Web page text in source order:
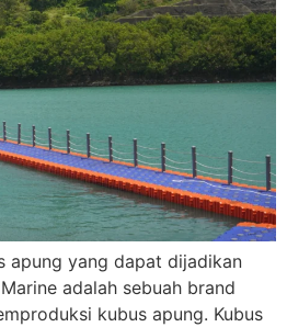
apung yang dapat dijadikan
adalah sebuah brand
kubus apung. Kubus